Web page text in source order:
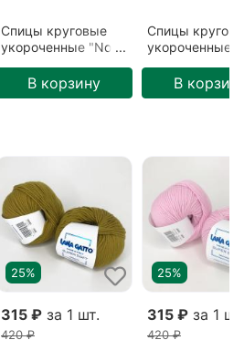
Спицы круговые
укороченные "Nova
3,75мм/40см
В корзину
Спицы
укороченные
5,5мм/40см
В
25%
315 ₽ за 1 шт.
420 ₽
25%
315 ₽ за 1
420 ₽